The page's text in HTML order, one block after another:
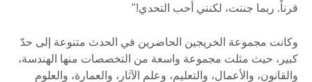
قرناً. ربما جننت، لكنني أحب التحدي!"
وكانت مجموعة الخريجين الحاضرين في الحدث متنوعة إلى حدّ
كبير، حيث مثلت مجموعة واسعة من التخصصات منها الهندسة،
والقانون، والأعمال، والتعليم، وعلم الآثار، والعمارة، والعلوم